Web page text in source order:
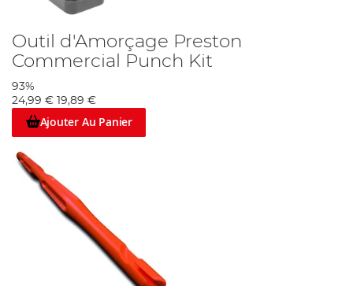
Outil d'Amorçage Preston
Commercial Punch Kit
93%
24,99 €
19,89 €
Ajouter Au Panier